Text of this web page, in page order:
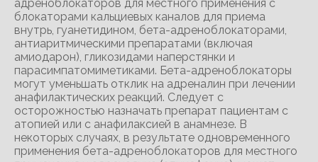
адреноблокаторов для местного применения с
блокаторами кальциевых каналов для приема
внутрь, гуанетидином, бета-адреноблокаторами,
антиаритмическими препаратами (включая
амиодарон), гликозидами наперстянки и
парасимпатомиметиками. Бета-адреноблокаторы
могут уменьшать отклик на адреналин при лечении
анафилактических реакций. Следует с
осторожностью назначать препарат пациентам с
атопией или с анафилаксией в анамнезе. В
некоторых случаях, в результате одновременного
применения бета-адреноблокаторов для местного